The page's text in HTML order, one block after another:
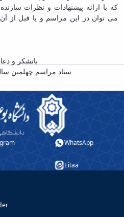
که با ارائه پیشنهادات و نظرات
می توان در این مراسم و یا قبل از آن
باتشکر و
ستاد مراسم چهلمین
WhatsApp
Eitaa